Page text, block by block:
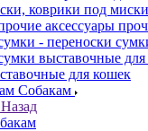
коврики под
для кошек
Собакам
Назад